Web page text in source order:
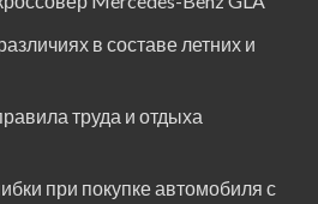
в составе летних и
труда и отдыха
при покупке автомобиля с